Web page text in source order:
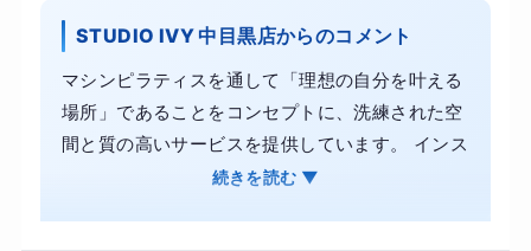
STUDIO IVY 中目黒店からのコメント
マシンピラティスを通して「理想の自分を叶える
場所」であることをコンセプトに、洗練された空
間と質の高いサービスを提供しています。 インス
トラクターとのマンツーマンレッスンだからこ
続きを読む ▼